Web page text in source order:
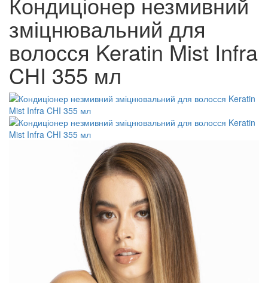
зміцнювальний для
волосся Keratin Mist Infra
CHI 355 мл